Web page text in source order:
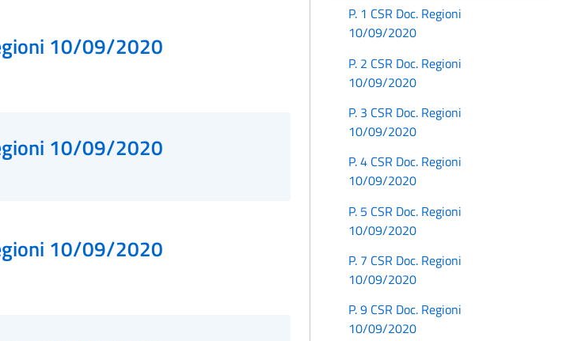
10/09/2020
10/09/2020
10/09/2020
P. 1 CSR Doc. Regioni
10/09/2020
P. 2 CSR Doc. Regioni
10/09/2020
P. 3 CSR Doc. Regioni
10/09/2020
P. 4 CSR Doc. Regioni
10/09/2020
P. 5 CSR Doc. Regioni
10/09/2020
P. 7 CSR Doc. Regioni
10/09/2020
P. 9 CSR Doc. Regioni
10/09/2020